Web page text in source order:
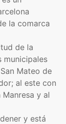
la comarca
de la
municipales
Mateo de
al este con
y al
y está